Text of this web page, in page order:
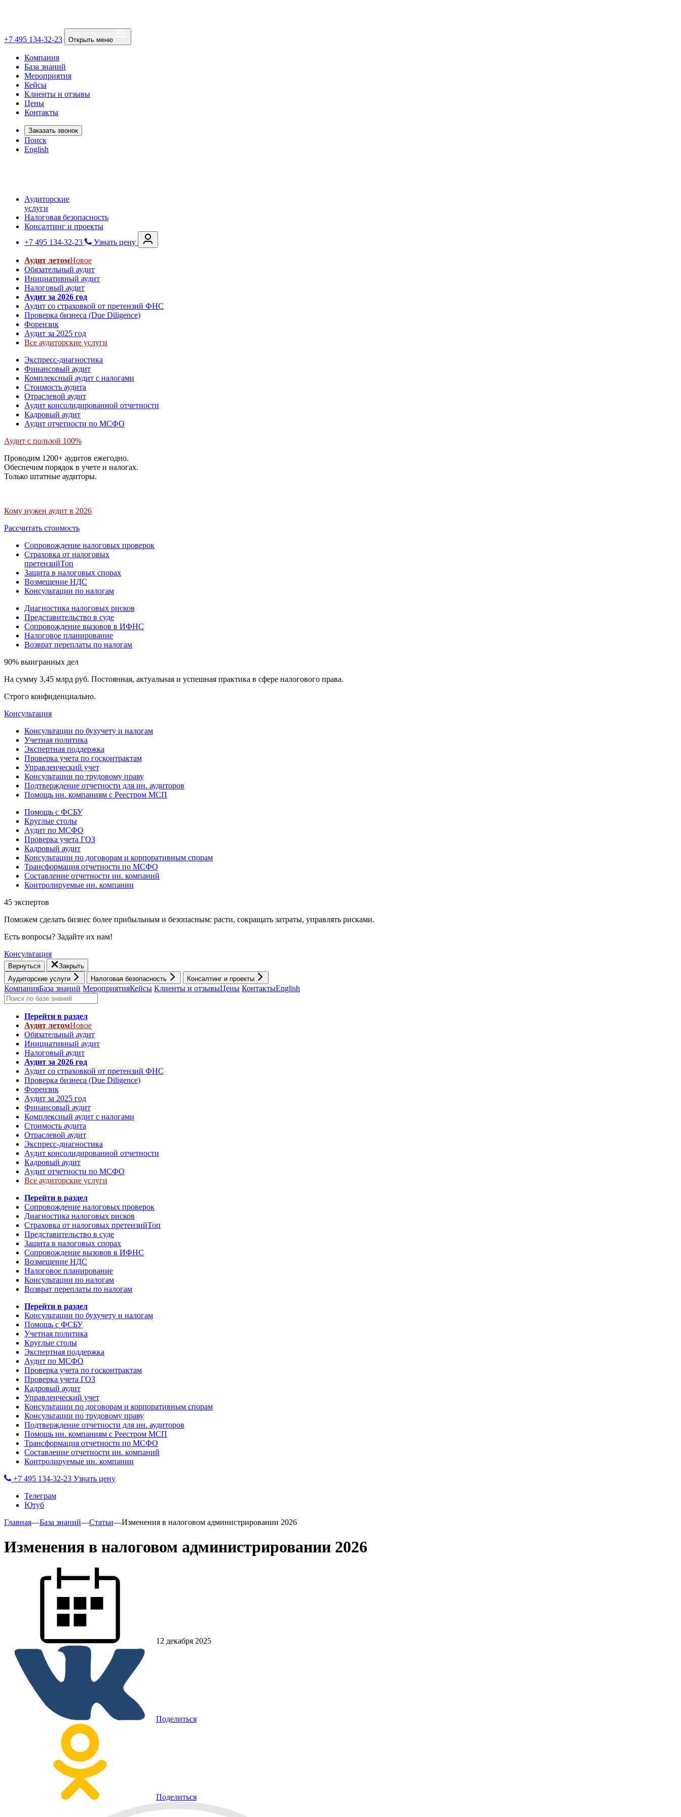
+7 495 134-32-23 Открыть меню
Компания
База знаний
Мероприятия
Кейсы
Клиенты и отзывы
Цены
Контакты
Заказать звонок
Поиск
English
Аудиторские
услуги
Налоговая безопасность
Консалтинг и проекты
+7 495 134-32-23
Узнать цену
Аудит летомНовое
Обязательный аудит
Инициативный аудит
Налоговый аудит
Аудит за 2026 год
Аудит со страховкой от претензий ФНС
Проверка бизнеса (Due Diligence)
Форензик
Аудит за 2025 год
Все аудиторские услуги
Экспресс-диагностика
Финансовый аудит
Комплексный аудит с налогами
Стоимость аудита
Отраслевой аудит
Аудит консолидированной отчетности
Кадровый аудит
Аудит отчетности по МСФО
Аудит с пользой 100%
Проводим 1200+ аудитов ежегодно.
Обеспечим порядок в учете и налогах.
Только штатные аудиторы.
Кому нужен аудит в 2026
Рассчитать стоимость
Сопровождение налоговых проверок
Страховка от налоговых
претензийТоп
Защита в налоговых спорах
Возмещение НДС
Консультации по налогам
Диагностика налоговых рисков
Представительство в суде
Сопровождение вызовов в ИФНС
Налоговое планирование
Возврат переплаты по налогам
90% выигранных дел
На сумму 3,45 млрд руб. Постоянная, актуальная и успешная практика в сфере налогового права.
Строго конфиденциально.
Консультация
Консультации по бухучету и налогам
Учетная политика
Экспертная поддержка
Проверка учета по госконтрактам
Управленческий учет
Консультации по трудовому праву
Подтверждение отчетности для ин. аудиторов
Помощь ин. компаниям с Реестром МСП
Помощь с ФСБУ
Круглые столы
Аудит по МСФО
Проверка учета ГОЗ
Кадровый аудит
Консультации по договорам и корпоративным спорам
Трансформация отчетности по МСФО
Составление отчетности ин. компаний
Контролируемые ин. компании
45 экспертов
Поможем сделать бизнес более прибыльным и безопасным: расти, cокращать затраты, управлять рисками.
Есть вопросы? Задайте их нам!
Консультация
Вернуться
Закрыть
Аудиторские услуги
Налоговая безопасность Консалтинг и проекты
КомпанияБаза знаний МероприятияКейсы Клиенты и отзывыЦены КонтактыEnglish
Перейти в раздел
Аудит летомНовое
Обязательный аудит
Инициативный аудит
Налоговый аудит
Аудит за 2026 год
Аудит со страховкой от претензий ФНС
Проверка бизнеса (Due Diligence)
Форензик
Аудит за 2025 год
Финансовый аудит
Комплексный аудит с налогами
Стоимость аудита
Отраслевой аудит
Экспресс-диагностика
Аудит консолидированной отчетности
Кадровый аудит
Аудит отчетности по МСФО
Все аудиторские услуги
Перейти в раздел
Сопровождение налоговых проверок
Диагностика налоговых рисков
Страховка от налоговых претензийТоп
Представительство в суде
Защита в налоговых спорах
Сопровождение вызовов в ИФНС
Возмещение НДС
Налоговое планирование
Консультации по налогам
Возврат переплаты по налогам
Перейти в раздел
Консультации по бухучету и налогам
Помощь с ФСБУ
Учетная политика
Круглые столы
Экспертная поддержка
Аудит по МСФО
Проверка учета по госконтрактам
Проверка учета ГОЗ
Кадровый аудит
Управленческий учет
Консультации по договорам и корпоративным спорам
Консультации по трудовому праву
Подтверждение отчетности для ин. аудиторов
Помощь ин. компаниям с Реестром МСП
Трансформация отчетности по МСФО
Составление отчетности ин. компаний
Контролируемые ин. компании
+7 495 134-32-23 Узнать цену
Телеграм
Ютуб
Главная—База знаний—Статьи—Изменения в налоговом администрировании 2026
Изменения в налоговом администрировании 2026
12 декабря 2025
Поделиться
Поделиться